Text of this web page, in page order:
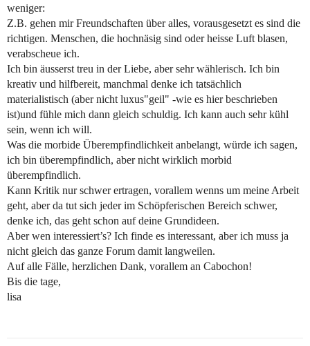
weniger:
Z.B. gehen mir Freundschaften über alles, vorausgesetzt es sind die
richtigen. Menschen, die hochnäsig sind oder heisse Luft blasen,
verabscheue ich.
Ich bin äusserst treu in der Liebe, aber sehr wählerisch. Ich bin
kreativ und hilfbereit, manchmal denke ich tatsächlich
materialistisch (aber nicht luxus"geil" -wie es hier beschrieben
ist)und fühle mich dann gleich schuldig. Ich kann auch sehr kühl
sein, wenn ich will.
Was die morbide Überempfindlichkeit anbelangt, würde ich sagen,
ich bin überempfindlich, aber nicht wirklich morbid
überempfindlich.
Kann Kritik nur schwer ertragen, vorallem wenns um meine Arbeit
geht, aber da tut sich jeder im Schöpferischen Bereich schwer,
denke ich, das geht schon auf deine Grundideen.
Aber wen interessiert’s? Ich finde es interessant, aber ich muss ja
nicht gleich das ganze Forum damit langweilen.
Auf alle Fälle, herzlichen Dank, vorallem an Cabochon!
Bis die tage,
lisa